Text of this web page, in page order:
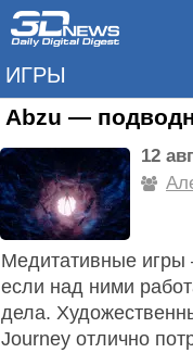
ИГРЫ
Abzu —
12
Медитативные игры
если над ними
дела.
Journey отлично